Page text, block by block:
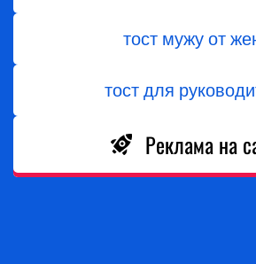
тост мужу от
тост для
Реклама на